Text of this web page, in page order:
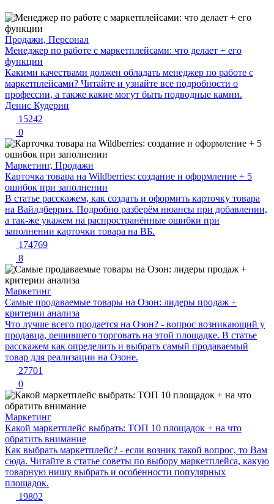
Продажи, Персонал
Менеджер по работе с маркетплейсами: что делает + его
функции
Какими качествами должен обладать менеджер по работе с
маркетплейсами? Читайте и узнайте все подробности о
профессии, а также какие могут быть подводные камни.
Денис Кудерин
15242
0
Маркетинг, Продажи
Карточка товара на Wildberries: создание и оформление + 5
ошибок при заполнении
В статье расскажем, как создать и оформить карточку товара
на Вайлдберриз. Подробно разберём нюансы при добавлении,
а так-же укажем на распространённые ошибки при
заполнении карточки товара на ВБ.
174769
8
Маркетинг
Самые продаваемые товары на Озон: лидеры продаж +
критерии анализа
Что лучше всего продается на Озон? - вопрос возникающий у
продавца, решившего торговать на этой площадке. В статье
расскажем как определить и выбрать самый продаваемый
товар для реализации на Озоне.
27701
0
Маркетинг
Какой маркетплейс выбрать: ТОП 10 площадок + на что
обратить внимание
Как выбрать маркетплейс? - если возник такой вопрос, то Вам
сюда. Читайте в статье советы по выбору маркетплейса, какую
товарную нишу выбрать и особенности популярных
площадок.
19802